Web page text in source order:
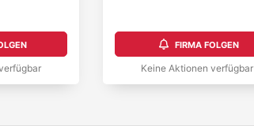
FIRMA FOLGEN
Keine Aktionen verfügbar